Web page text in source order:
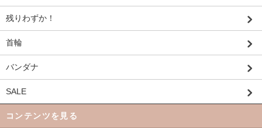
残りわずか！
首輪
バンダナ
SALE
コンテンツを見る